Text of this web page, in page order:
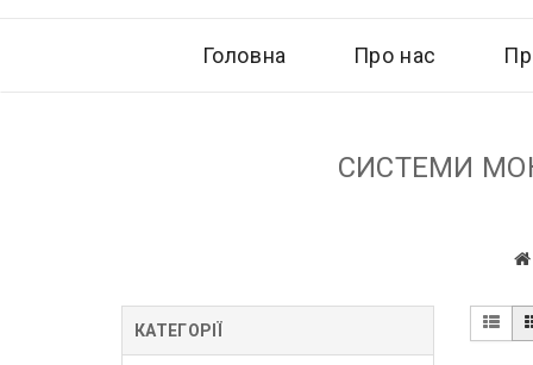
Головна Про нас
СИСТЕМИ
КАТЕГОРІЇ